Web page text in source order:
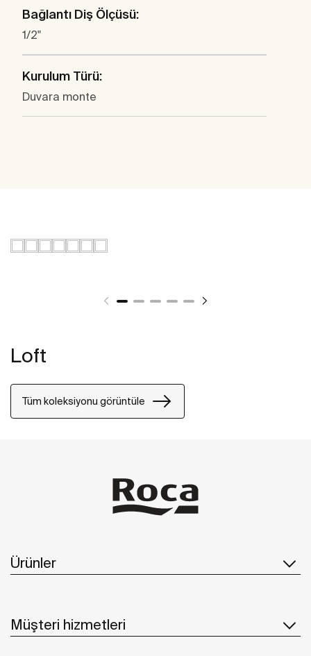
Bağlantı Diş Ölçüsü:
1/2"
Kurulum Türü:
Duvara monte
Loft
Tüm koleksiyonu görüntüle
Ürünler
Müşteri hizmetleri